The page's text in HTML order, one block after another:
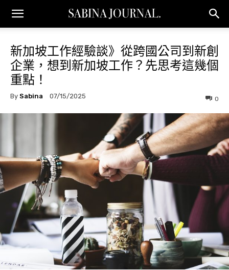
新加坡工作經驗談》從跨國公司到新創
企業，想到新加坡工作？先思考這幾個
重點！
By Sabina 07/15/2025 0